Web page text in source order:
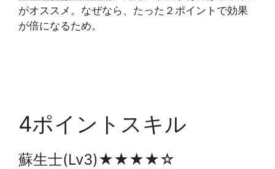
がオススメ。なぜなら、たった２ポイントで効果
が倍になるため。
4ポイントスキル
蘇生士(Lv3)★★★★☆